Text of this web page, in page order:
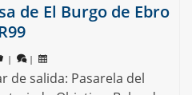
de El Burgo de Ebro
| |
de salida: Pasarela del